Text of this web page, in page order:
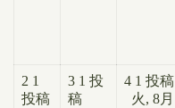
2 1
投稿
3 1 投
稿
4 1 投稿
火, 8月